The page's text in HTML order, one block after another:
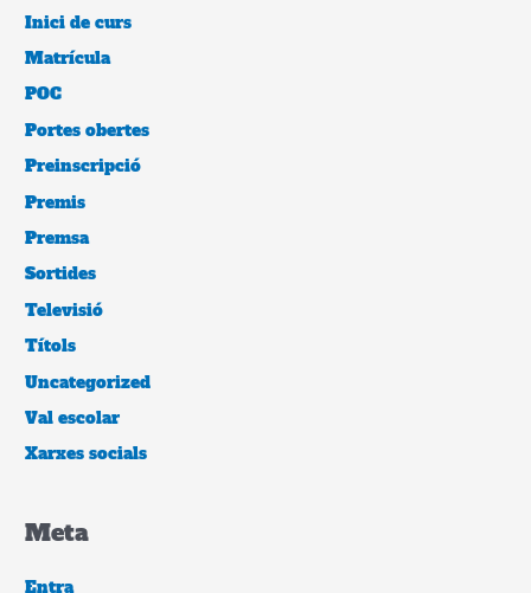
Inici de curs
Matrícula
POC
Portes obertes
Preinscripció
Premis
Premsa
Sortides
Televisió
Títols
Uncategorized
Val escolar
Xarxes socials
Meta
Entra